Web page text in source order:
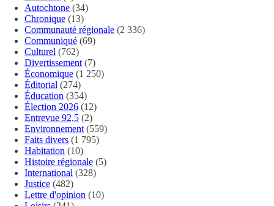
Autochtone (34)
Chronique (13)
Communauté régionale (2 336)
Communiqué (69)
Culturel (762)
Divertissement (7)
Économique (1 250)
Éditorial (274)
Éducation (354)
Élection 2026 (12)
Entrevue 92,5 (2)
Environnement (559)
Faits divers (1 795)
Habitation (10)
Histoire régionale (5)
International (328)
Justice (482)
Lettre d'opinion (10)